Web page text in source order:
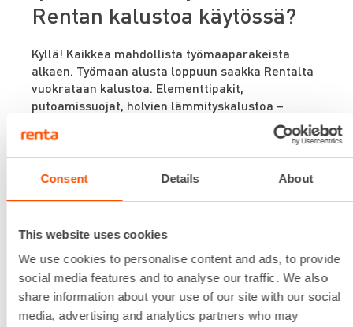
Consent Details About
This website uses cookies
We use cookies to personalise content and ads, to provide
social media features and to analyse our traffic. We also
share information about your use of our site with our social
media, advertising and analytics partners who may
Rentan kalustoa käytössä?
Kyllä! Kaikkea mahdollista työmaaparakeista
alkaen. Työmaan alusta loppuun saakka Rentalta
vuokrataan kalustoa. Elementtipakit,
putoamissuojat, holvien lämmityskalustoa –
Mitä kanavia olet itse
tottunut käyttämään
asioidessasi Rentan kanssa?
Itse olen soittanut aina meidän myyntiedustajalle,
Suhosen Jukalle. Puheluilla on menty Rentan
kanssa, ja se on tuntunut toimivalta. Tähän